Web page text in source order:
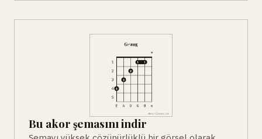
Bu akor şemasını indir